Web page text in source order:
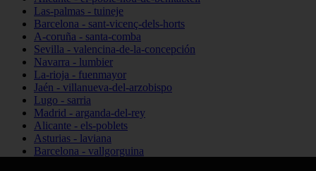
Las-palmas - tuineje
Barcelona - sant-vicenç-dels-horts
A-coruña - santa-comba
Sevilla - valencina-de-la-concepción
Navarra - lumbier
La-rioja - fuenmayor
Jaén - villanueva-del-arzobispo
Lugo - sarria
Madrid - arganda-del-rey
Alicante - els-poblets
Asturias - laviana
Barcelona - vallgorguina